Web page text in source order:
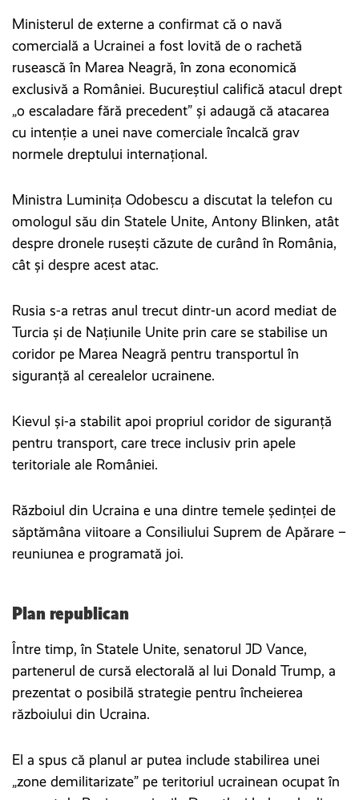
Ministerul de externe a confirmat că o navă
comercială a Ucrainei a fost lovită de o rachetă
rusească în Marea Neagră, în zona economică
exclusivă a României. Bucureștiul califică atacul drept
„o escaladare fără precedent” și adaugă că atacarea
cu intenție a unei nave comerciale încalcă grav
normele dreptului internațional.
Ministra Luminița Odobescu a discutat la telefon cu
omologul său din Statele Unite, Antony Blinken, atât
despre dronele rusești căzute de curând în România,
cât și despre acest atac.
Rusia s-a retras anul trecut dintr-un acord mediat de
Turcia şi de Națiunile Unite prin care se stabilise un
coridor pe Marea Neagră pentru transportul în
siguranţă al cerealelor ucrainene.
Kievul şi-a stabilit apoi propriul coridor de siguranţă
pentru transport, care trece inclusiv prin apele
teritoriale ale României.
Războiul din Ucraina e una dintre temele ședinței de
săptămâna viitoare a Consiliului Suprem de Apărare –
reuniunea e programată joi.
Plan republican
Între timp, în Statele Unite, senatorul JD Vance,
partenerul de cursă electorală al lui Donald Trump, a
prezentat o posibilă strategie pentru încheierea
războiului din Ucraina.
El a spus că planul ar putea include stabilirea unei
„zone demilitarizate” pe teritoriul ucrainean ocupat în